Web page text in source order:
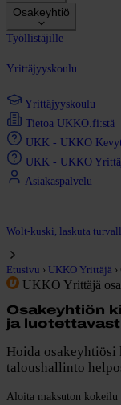
Osakeyhtiö
Työllistäjille
Yrittäjyyskoulu
Yrittäjyyskoulu
Tietoa UKKO.fi:stä
UKK - UKKO
UKK - UKKO
Asiakaspalvelu
Wolt-kuski, laskuta
Etusivu › UKKO Yrittäjä ›
UKKO Yrittäjä
Osakeyhtiön
ja
Hoida
taloushallinto
Aloita maksuton kokeilu